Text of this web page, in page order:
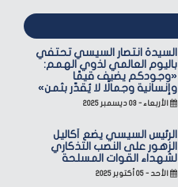
السيدة انتصار السيسي تحتفي
باليوم العالمي لذوي الهمم:
«وجودكم يضيف قيمًا
وإنسانية وجمالًا لا يُقدّر بثمن»
الأربعاء - ٠٣ ديسمبر ٢٠٢٥
الرئيس السيسي يضع أكاليل
الزهور على النصب التذكاري
لشهداء القوات المسلحة
الأحد - ٠٥ أكتوبر ٢٠٢٥